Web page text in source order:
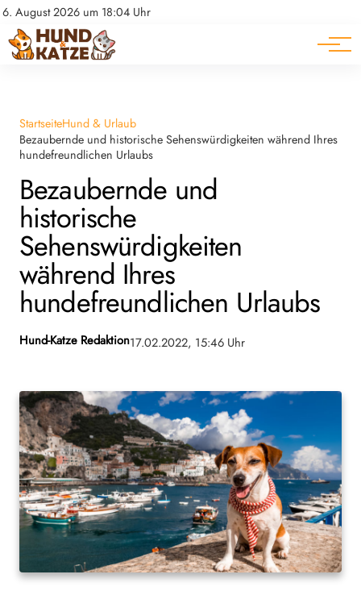
6. August 2026 um 18:04 Uhr
Datenschutz
Impressum
Pferde
Ratgeber
StartseiteHund & Urlaub
Bezaubernde und historische Sehenswürdigkeiten während Ihres
hundefreundlichen Urlaubs
Bezaubernde und
historische
Sehenswürdigkeiten
während Ihres
hundefreundlichen Urlaubs
Hund-Katze Redaktion17.02.2022, 15:46 Uhr